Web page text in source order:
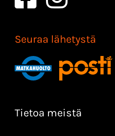
Seuraa lähetystä
Tietoa meistä